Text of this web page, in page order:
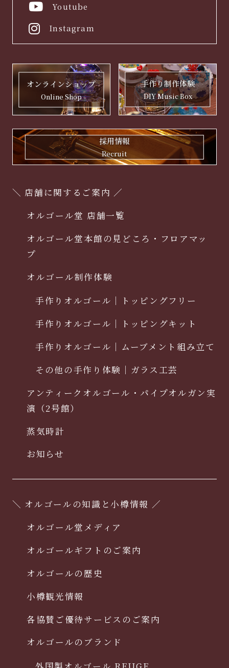
Youtube
Instagram
オンラインショップ
Online Shop
手作り制作体験
DIY Music Box
採用情報
Recruit
＼ 店舗に関するご案内 ／
オルゴール堂 店舗一覧
オルゴール堂本館の見どころ・フロアマッ
プ
オルゴール制作体験
手作りオルゴール｜トッピングフリー
手作りオルゴール｜トッピングキット
手作りオルゴール｜ムーブメント組み立て
その他の手作り体験｜ガラス工芸
アンティークオルゴール・パイプオルガン実
演（2号館）
蒸気時計
お知らせ
＼ オルゴールの知識と小樽情報 ／
オルゴール堂メディア
オルゴールギフトのご案内
オルゴールの歴史
小樽観光情報
各協賛ご優待サービスのご案内
オルゴールのブランド